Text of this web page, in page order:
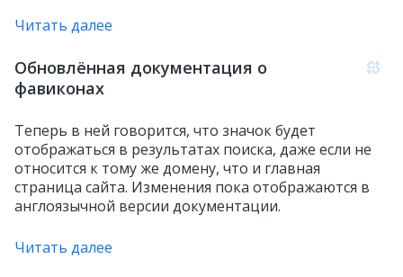
Читать далее
Обновлённая документация о
фавиконах
Теперь в ней говорится, что значок будет
отображаться в результатах поиска, даже если не
относится к тому же домену, что и главная
страница сайта. Изменения пока отображаются в
англоязычной версии документации.
Читать далее